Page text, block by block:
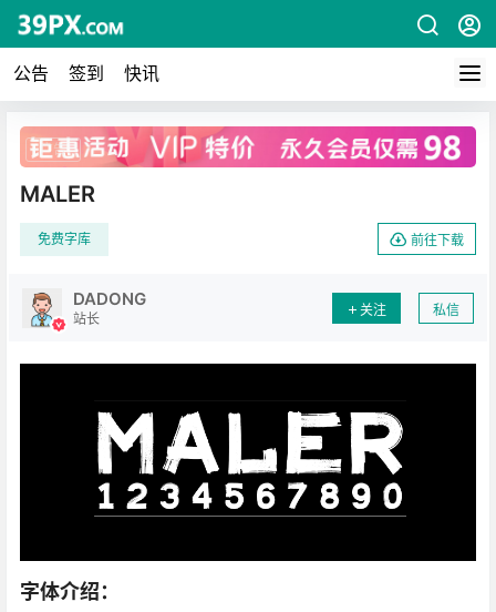
公告 签到 快讯
广告
MALER
免费字库 前往下载
DADONG
站长
关注 私信
字体介绍：